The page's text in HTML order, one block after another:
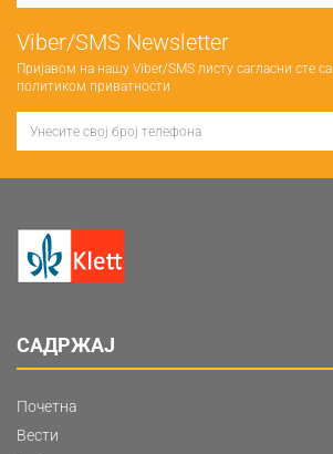
Viber/SMS Newsletter
Пријавом на нашу Viber/SMS листу сагласни сте са
политиком приватности
САДРЖАЈ
Почетна
Вести